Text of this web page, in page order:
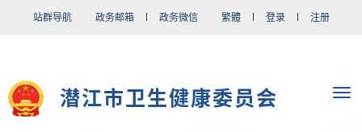
站群导航 政务邮箱 政务微信 繁體 登录 注册
潜江市卫生健康委员会